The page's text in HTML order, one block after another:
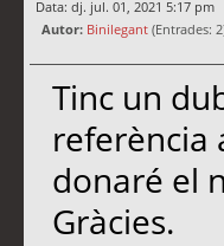
Data: dj. jul. 01, 2021 5:17 pm
Autor: Binilegant (Entrades:
Tinc un
referència
donaré el
Gràcies.